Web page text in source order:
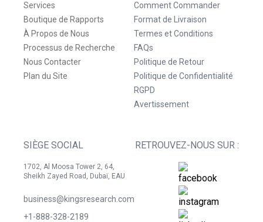
Services
Boutique de Rapports
À Propos de Nous
Processus de Recherche
Nous Contacter
Plan du Site
Comment Commander
Format de Livraison
Termes et Conditions
FAQs
Politique de Retour
Politique de Confidentialité
RGPD
Avertissement
SIÈGE SOCIAL
1702, Al Moosa Tower 2, 64,
Sheikh Zayed Road, Dubaï, EAU
business@kingsresearch.com
+1-888-328-2189
RETROUVEZ-NOUS SUR :